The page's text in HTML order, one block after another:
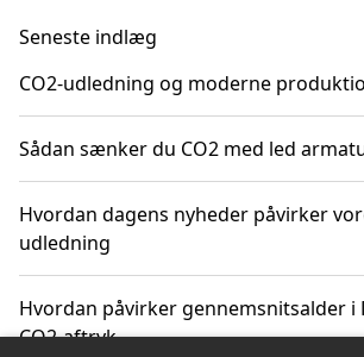
Seneste indlæg
CO2-udledning og moderne
Sådan sænker du CO2 med led
Hvordan dagens nyheder påvirker
udledning
Hvordan påvirker gennemsnitsalder i
CO2-aftryk